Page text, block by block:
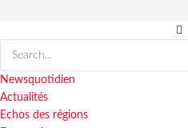
Newsquotidien
Actualités
Echos des régions